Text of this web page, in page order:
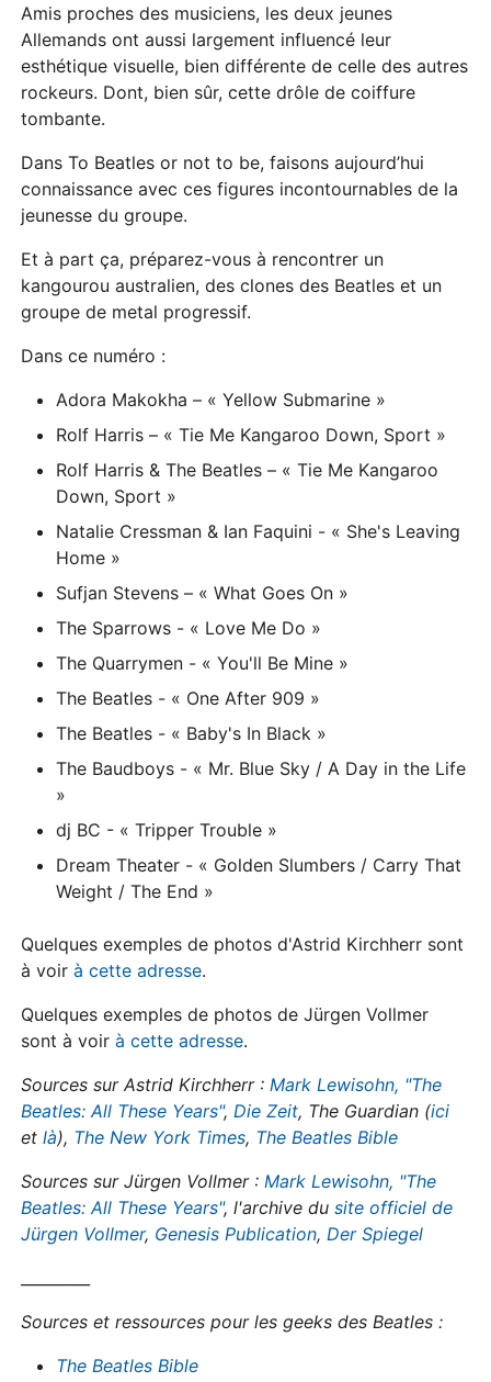
Amis proches des musiciens, les deux jeunes
Allemands ont aussi largement influencé leur
esthétique visuelle, bien différente de celle des autres
rockeurs. Dont, bien sûr, cette drôle de coiffure
tombante.
Dans To Beatles or not to be, faisons aujourd’hui
connaissance avec ces figures incontournables de la
jeunesse du groupe.
Et à part ça, préparez-vous à rencontrer un
kangourou australien, des clones des Beatles et un
groupe de metal progressif.
Dans ce numéro :
Adora Makokha – « Yellow Submarine »
Rolf Harris – « Tie Me Kangaroo Down, Sport »
Rolf Harris & The Beatles – « Tie Me Kangaroo
Down, Sport »
Natalie Cressman & Ian Faquini - « She's Leaving
Home »
Sufjan Stevens – « What Goes On »
The Sparrows - « Love Me Do »
The Quarrymen - « You'll Be Mine »
The Beatles - « One After 909 »
The Beatles - « Baby's In Black »
The Baudboys - « Mr. Blue Sky / A Day in the Life
»
dj BC - « Tripper Trouble »
Dream Theater - « Golden Slumbers / Carry That
Weight / The End »
Quelques exemples de photos d'Astrid Kirchherr sont
à voirà cette adresse.
Quelques exemples de photos de Jürgen Vollmer
sont à voirà cette adresse.
Sources sur Astrid Kirchherr : Mark Lewisohn, "The
Beatles: All These Years", Die Zeit, The Guardian (ici
etlà), The New York Times, The Beatles Bible
Sources sur Jürgen Vollmer : Mark Lewisohn, "The
Beatles: All These Years", l'archive dusite officiel de
Jürgen Vollmer, Genesis Publication, Der Spiegel
Sources et ressources pour les geeks des Beatles :
The Beatles Bible